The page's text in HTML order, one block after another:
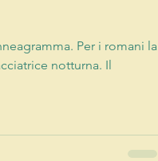
Per i romani la
notturna. Il